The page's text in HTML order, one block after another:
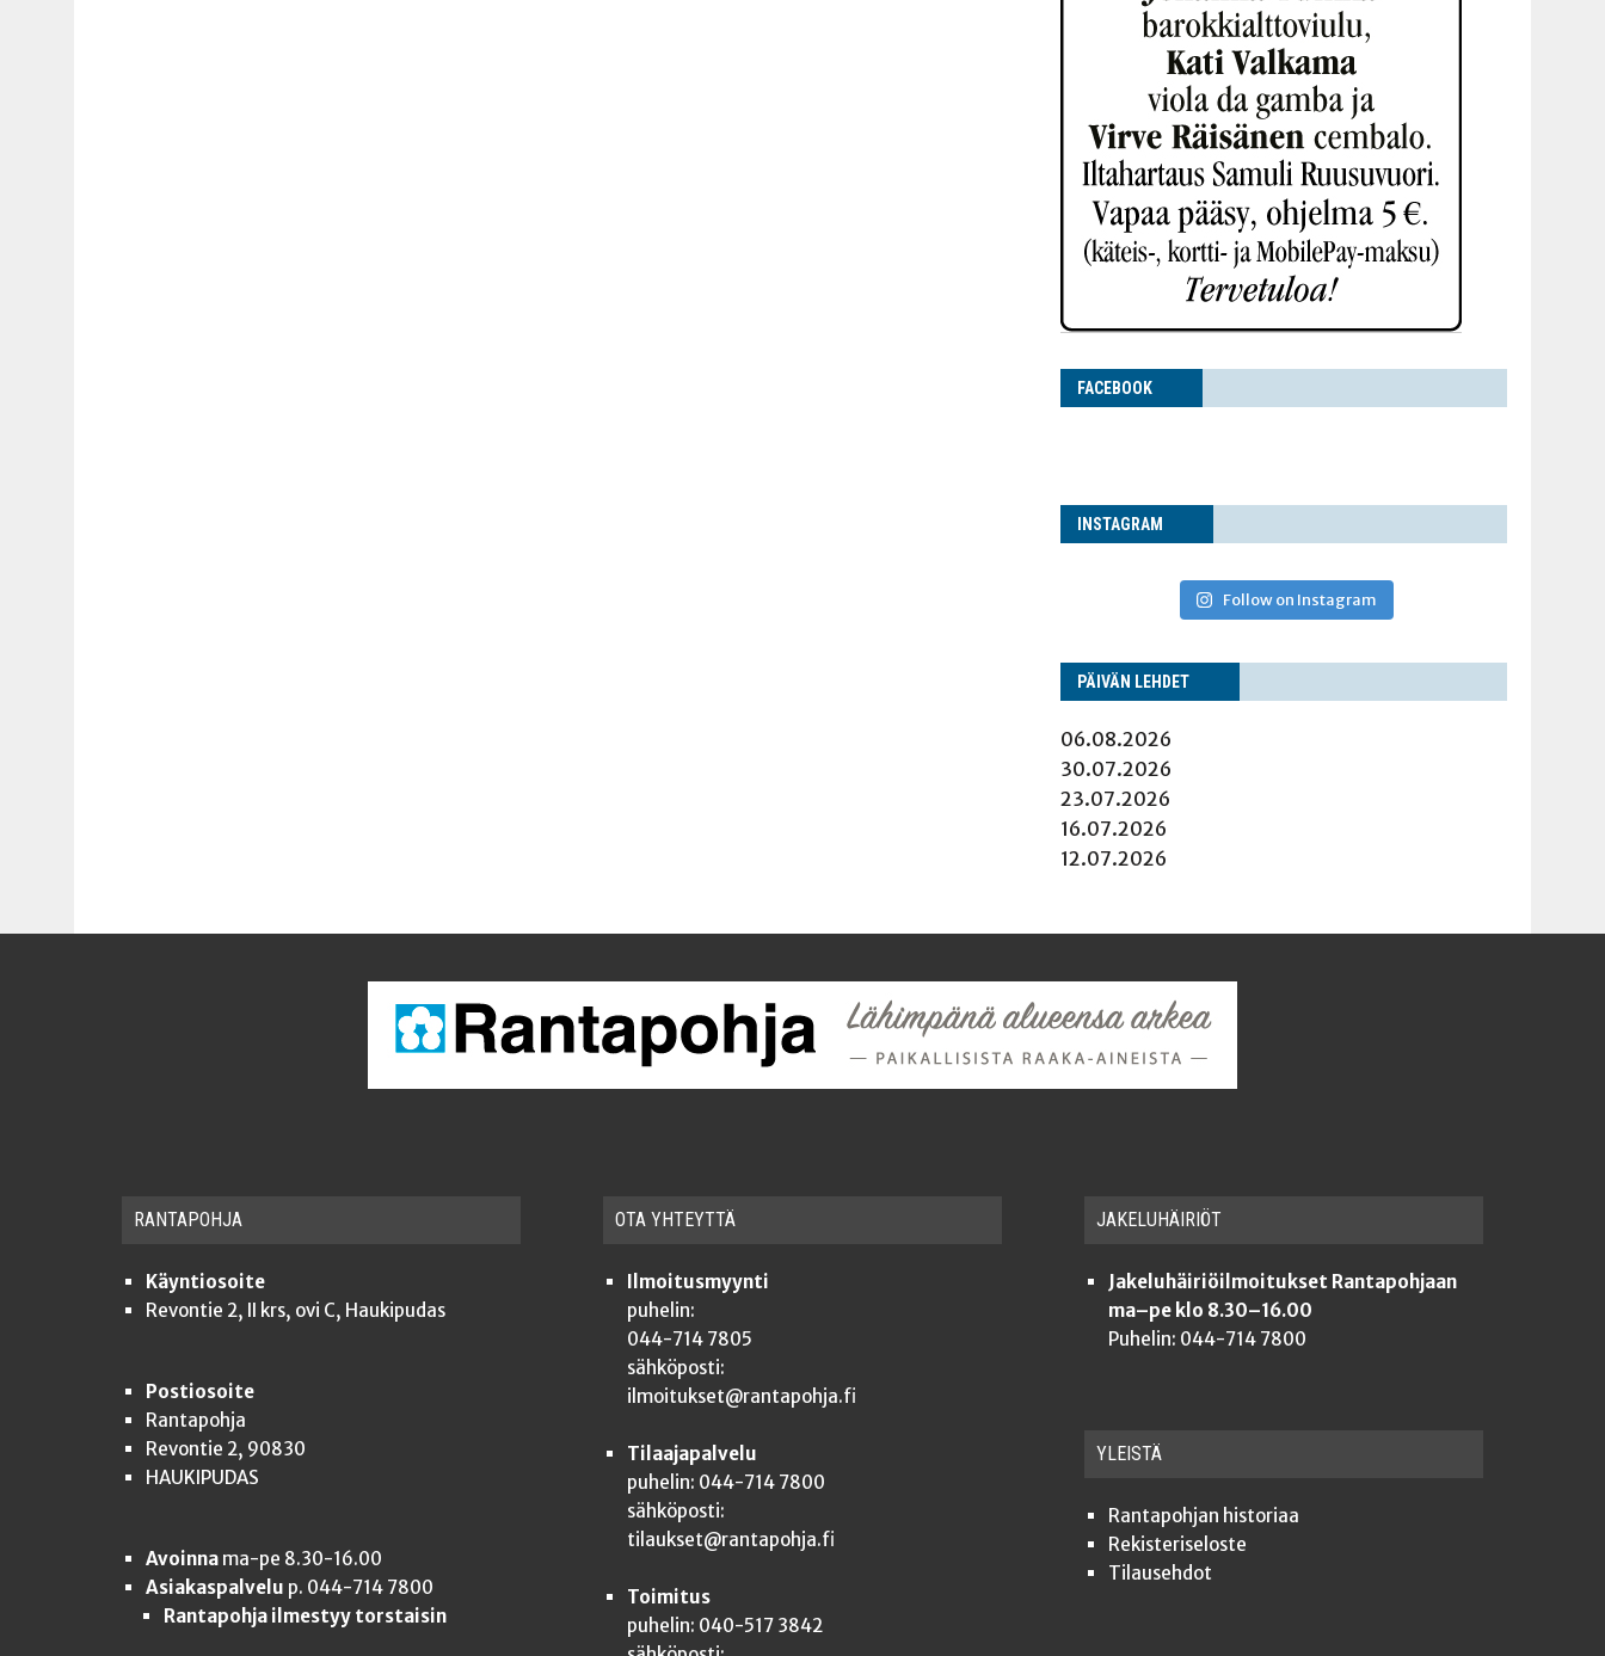
FACE­BOOK
INS­TA­GRAM
Follow on Instagram
PÄI­VÄN LEHDET
06.08.2026
30.07.2026
23.07.2026
16.07.2026
12.07.2026
RAN­TA­POH­JA
Käyntiosoite
Revontie 2, II krs, ovi C, Haukipudas
Postiosoite
Rantapohja
Revontie 2, 90830
HAUKIPUDAS
Avoinna ma-pe 8.30-16.00
Asiakaspalvelu p. 044-714 7800
Rantapohja ilmestyy torstaisin
OTA YHTEYT­TÄ
Ilmoitusmyynti
puhelin:
044-714 7805
sähköposti:
ilmoitukset@rantapohja.fi
Tilaajapalvelu
puhelin: 044-714 7800
sähköposti:
tilaukset@rantapohja.fi
Toimitus
puhelin: 040-517 3842
JAKE­LU­HÄI­RIÖT
Jakeluhäiriöilmoitukset Rantapohjaan
ma–pe klo 8.30–16.00
Puhelin: 044-714 7800
YLEISTÄ
Ran­ta­poh­jan historiaa
Rekis­te­ri­se­los­te
Tilauseh­dot